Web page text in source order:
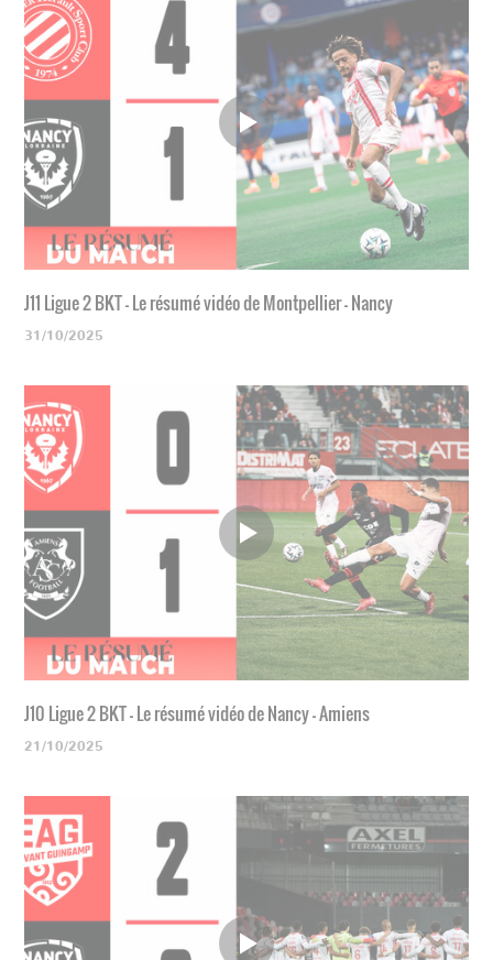
J11 Ligue 2 BKT - Le résumé vidéo de Montpellier - Nancy
31/10/2025
J10 Ligue 2 BKT - Le résumé vidéo de Nancy - Amiens
21/10/2025